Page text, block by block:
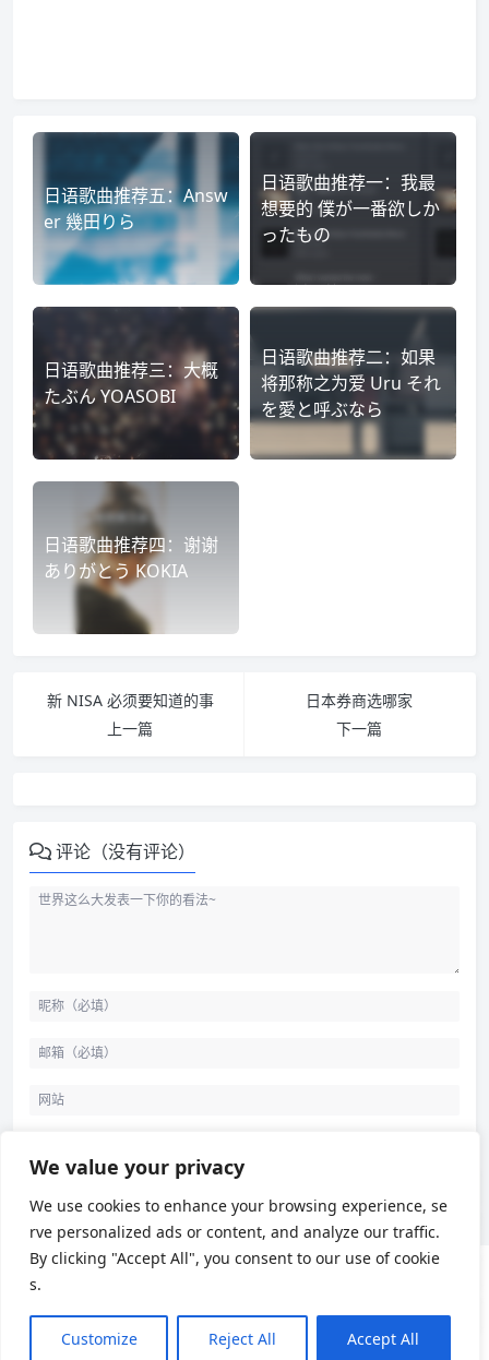
We value your privacy
We use cookies to enhance your browsing experience, se
rve personalized ads or content, and analyze our traffic.
By clicking "Accept All", you consent to our use of cookie
s.
Customize Reject All Accept All
日语歌曲推荐五：Answ
er 幾田りら
日语歌曲推荐一：我最
想要的 僕が一番欲しか
ったもの
日语歌曲推荐三：大概
たぶん YOASOBI
日语歌曲推荐二：如果
将那称之为爱 Uru それ
を愛と呼ぶなら
日语歌曲推荐四：谢谢
ありがとう KOKIA
新 NISA 必须要知道的事
上一篇
日本券商选哪家
下一篇
评论（没有评论）
歌词
用户协议 隐私政策
Theme byPuock